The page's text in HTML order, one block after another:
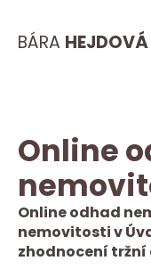
BÁRA HEJDOVÁ
Online
Online odhad
nemovitosti v
zhodnocení tržní